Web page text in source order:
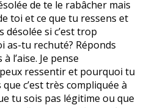
de te le rabâcher mais
toi et ce que tu ressens et
désolée si c’est trop
as-tu rechuté? Réponds
l’aise. Je pense
ressentir et pourquoi tu
c’est très compliquée à
tu sois pas légitime ou que